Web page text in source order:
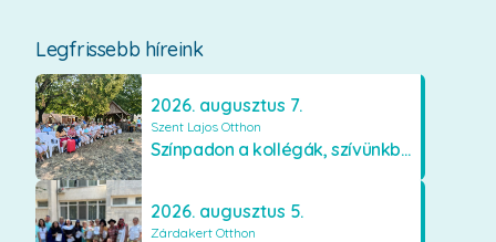
Legfrissebb híreink
2026. augusztus 7.
Szent Lajos Otthon
Színpadon a kollégák, szívünkben a lakók
2026. augusztus 5.
Zárdakert Otthon